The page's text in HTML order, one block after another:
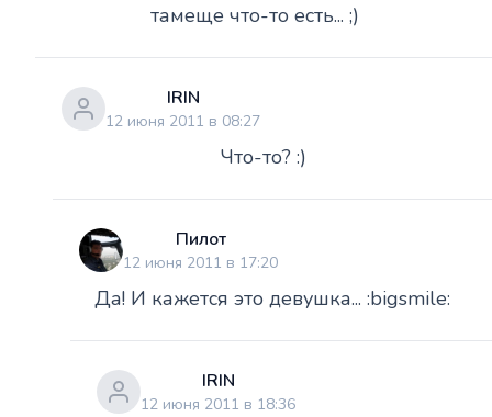
тамеще что-то есть... ;)
IRIN
12 июня 2011 в 08:27
Что-то? :)
Пилот
12 июня 2011 в 17:20
Да! И кажется это девушка... :bigsmile:
IRIN
12 июня 2011 в 18:36